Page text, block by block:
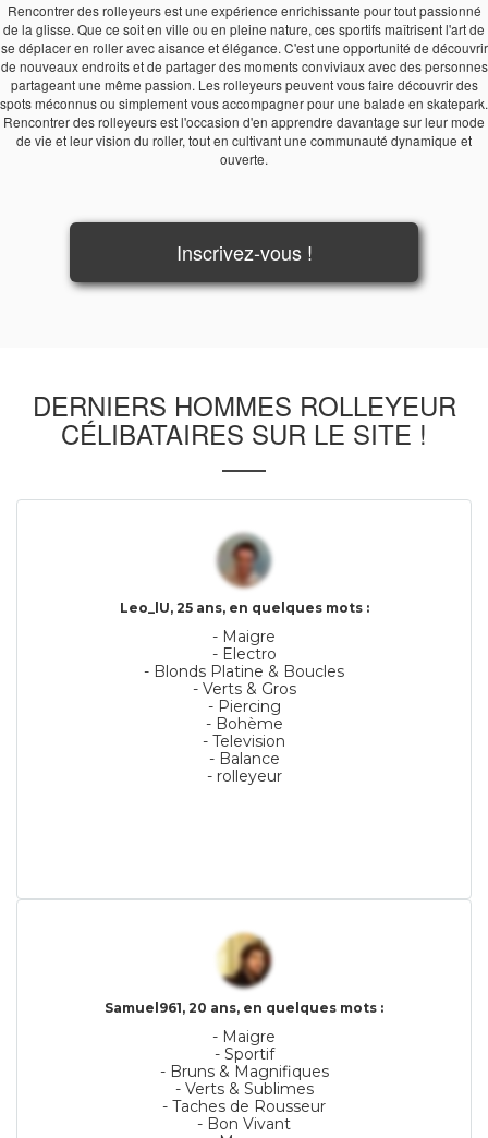
Rencontrer des rolleyeurs est une expérience enrichissante pour tout passionné
de la glisse. Que ce soit en ville ou en pleine nature, ces sportifs maîtrisent l'art de
se déplacer en roller avec aisance et élégance. C'est une opportunité de découvrir
de nouveaux endroits et de partager des moments conviviaux avec des personnes
partageant une même passion. Les rolleyeurs peuvent vous faire découvrir des
spots méconnus ou simplement vous accompagner pour une balade en skatepark.
Rencontrer des rolleyeurs est l'occasion d'en apprendre davantage sur leur mode
de vie et leur vision du roller, tout en cultivant une communauté dynamique et
ouverte.
Inscrivez-vous !
DERNIERS HOMMES ROLLEYEUR
CÉLIBATAIRES SUR LE SITE !
Leo_lU, 25 ans, en quelques mots :
- Maigre
- Electro
- Blonds Platine & Boucles
- Verts & Gros
- Piercing
- Bohème
- Television
- Balance
- rolleyeur
Samuel961, 20 ans, en quelques mots :
- Maigre
- Sportif
- Bruns & Magnifiques
- Verts & Sublimes
- Taches de Rousseur
- Bon Vivant